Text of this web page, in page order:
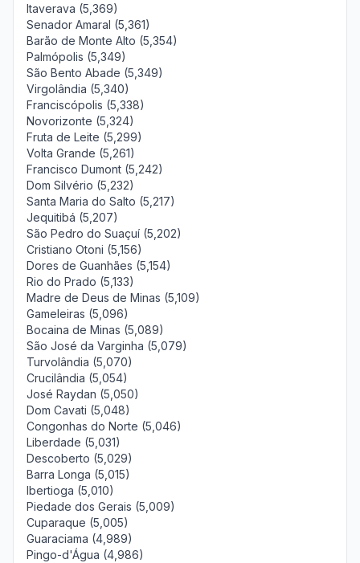
Itaverava (5,369)
Senador Amaral (5,361)
Barão de Monte Alto (5,354)
Palmópolis (5,349)
São Bento Abade (5,349)
Virgolândia (5,340)
Franciscópolis (5,338)
Novorizonte (5,324)
Fruta de Leite (5,299)
Volta Grande (5,261)
Francisco Dumont (5,242)
Dom Silvério (5,232)
Santa Maria do Salto (5,217)
Jequitibá (5,207)
São Pedro do Suaçuí (5,202)
Cristiano Otoni (5,156)
Dores de Guanhães (5,154)
Rio do Prado (5,133)
Madre de Deus de Minas (5,109)
Gameleiras (5,096)
Bocaina de Minas (5,089)
São José da Varginha (5,079)
Turvolândia (5,070)
Crucilândia (5,054)
José Raydan (5,050)
Dom Cavati (5,048)
Congonhas do Norte (5,046)
Liberdade (5,031)
Descoberto (5,029)
Barra Longa (5,015)
Ibertioga (5,010)
Piedade dos Gerais (5,009)
Cuparaque (5,005)
Guaraciama (4,989)
Pingo-d'Água (4,986)